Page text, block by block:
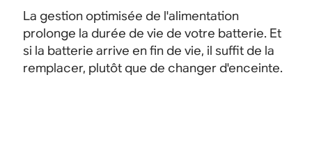
La gestion optimisée de l'alimentation
prolonge la durée de vie de votre batterie. Et
si la batterie arrive en fin de vie, il suffit de la
remplacer, plutôt que de changer d'enceinte.